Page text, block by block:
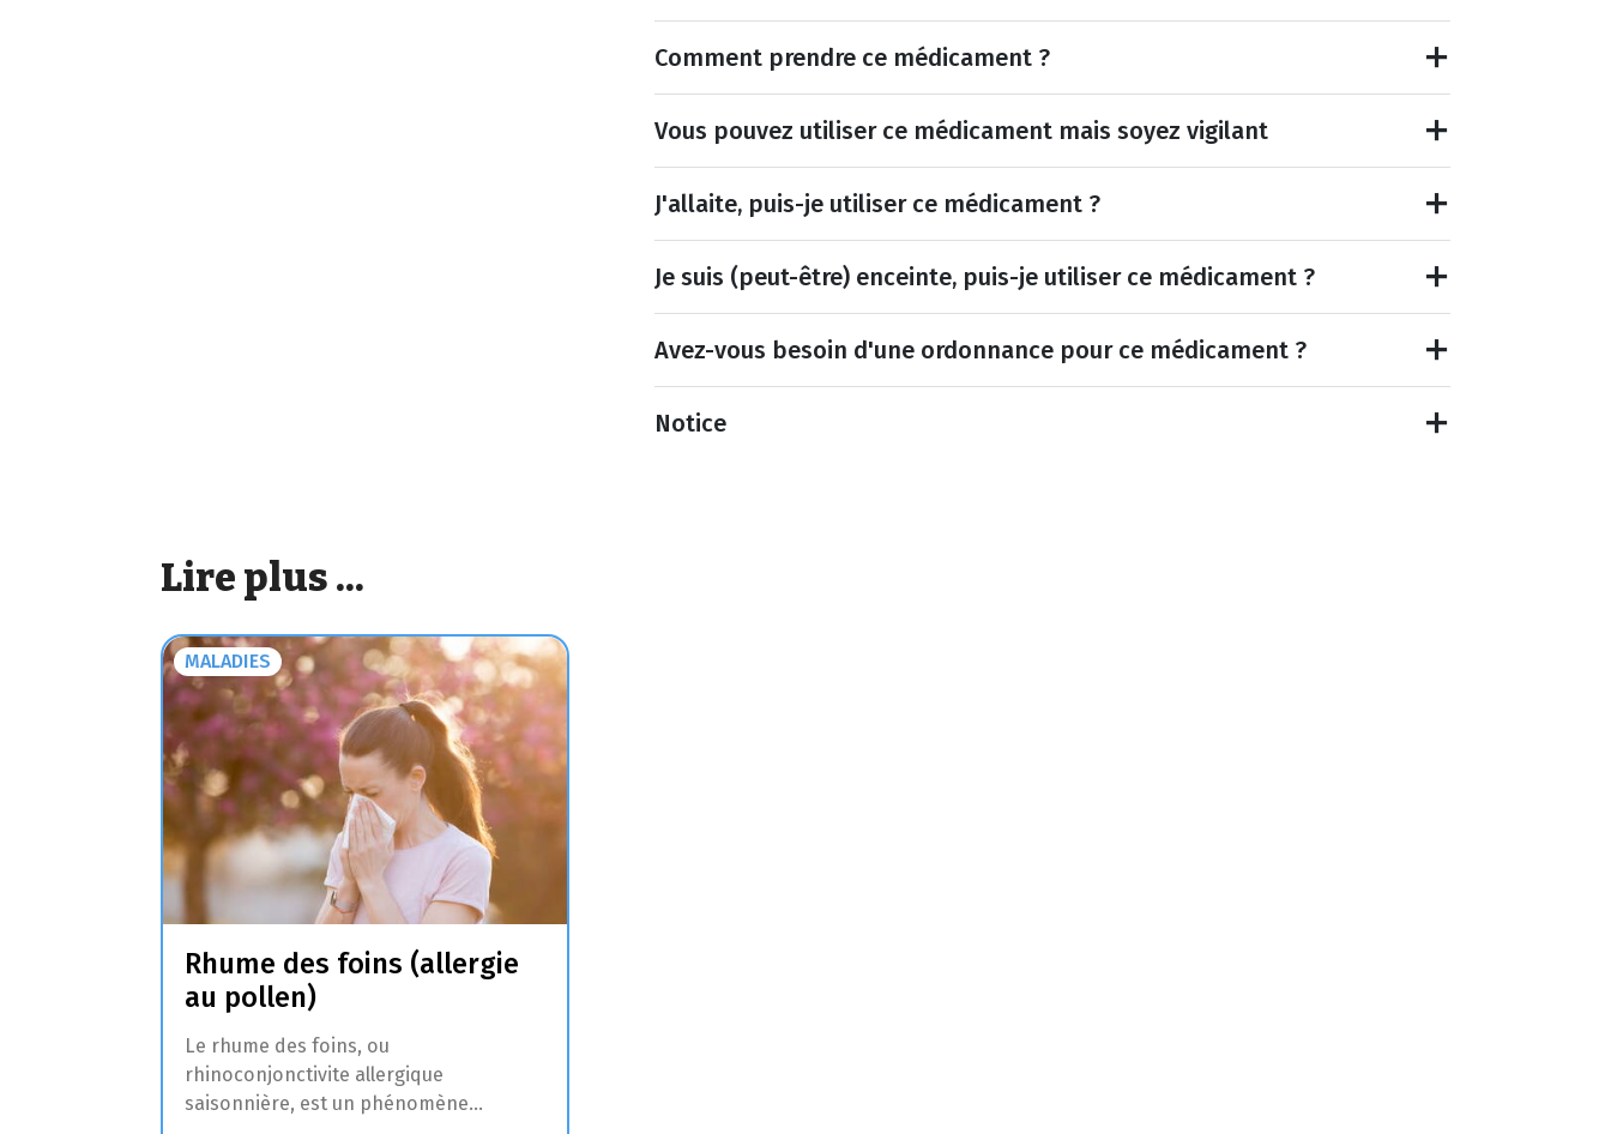
Comment prendre ce médicament ?
Vous pouvez utiliser ce médicament mais soyez vigilant
J'allaite, puis-je utiliser ce médicament ?
Je suis (peut-être) enceinte, puis-je utiliser ce médicament ?
Avez-vous besoin d'une ordonnance pour ce médicament ?
Notice
Lire plus ...
MALADIES
Rhume des foins (allergie
au pollen)
Le rhume des foins, ou
rhinoconjonctivite allergique
saisonnière, est un phénomène